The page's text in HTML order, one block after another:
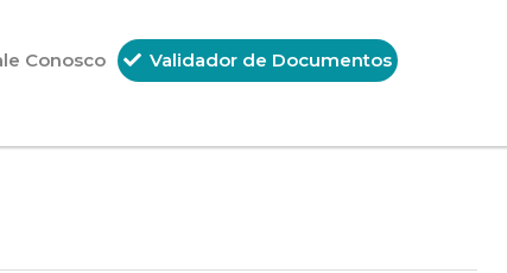
Conosco Validador de Documentos